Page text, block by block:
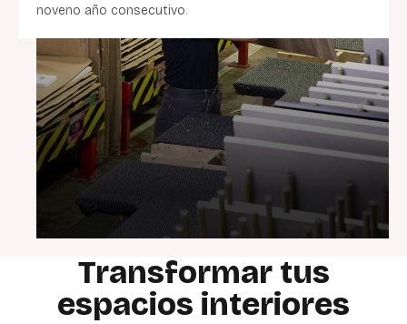
noveno año consecutivo.
Transformartus
espacios interiores